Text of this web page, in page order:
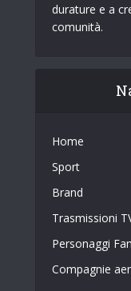
durature e a
comunità.
Home
Sport
Brand
Trasmissioni
Personaggi
Compagnie